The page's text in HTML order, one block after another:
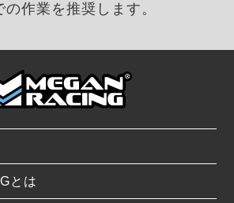
作業を推奨します。
とは